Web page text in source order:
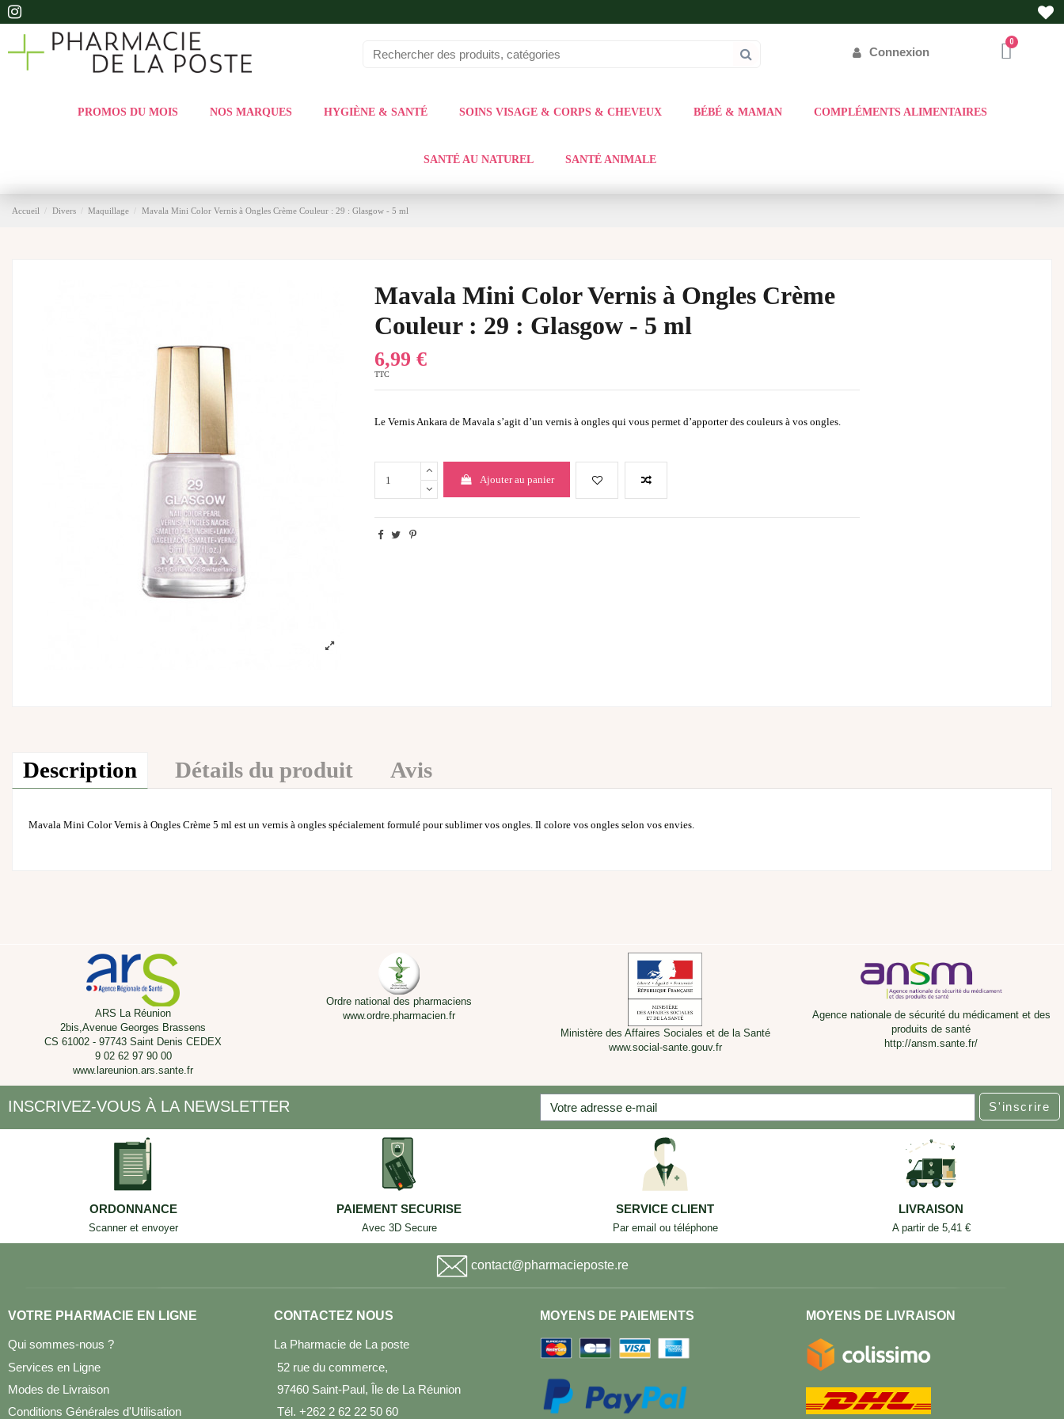
Connexion
PROMOS DU MOIS NOS MARQUES HYGIÈNE & SANTÉ SOINS VISAGE & CORPS & CHEVEUX BÉBÉ & MAMAN COMPLÉMENTS ALIMENTAIRES
SANTÉ AU NATUREL SANTÉ ANIMALE
Accueil Divers Maquillage Mavala Mini Color Vernis à Ongles Crème Couleur : 29 : Glasgow - 5 ml
Mavala Mini Color Vernis à Ongles Crème
Couleur : 29 : Glasgow - 5 ml
6,99 €
TTC
Le Vernis Ankara de Mavala s’agit d’un vernis à ongles qui vous permet d’apporter des couleurs à vos ongles.
Ajouter au panier
Description Détails du produit Avis
Mavala Mini Color Vernis à Ongles Crème 5 ml est un vernis à ongles spécialement formulé pour sublimer vos ongles. Il colore vos ongles selon vos envies.
ARS La Réunion
2bis,Avenue Georges Brassens
CS 61002 - 97743 Saint Denis CEDEX
9 02 62 97 90 00
www.lareunion.ars.sante.fr
Ordre national des pharmaciens
www.ordre.pharmacien.fr
Ministère des Affaires Sociales et de la Santé
www.social-sante.gouv.fr
Agence nationale de sécurité du médicament et des
produits de santé
http://ansm.sante.fr/
INSCRIVEZ-VOUS À LA NEWSLETTER S'inscrire
ORDONNANCE
Scanner et envoyer
PAIEMENT SECURISE
Avec 3D Secure
SERVICE CLIENT
Par email ou téléphone
LIVRAISON
A partir de 5,41 €
contact@pharmacieposte.re
VOTRE PHARMACIE EN LIGNE
Qui sommes-nous ?
Services en Ligne
Modes de Livraison
Conditions Générales d'Utilisation
CONTACTEZ NOUS
La Pharmacie de La poste
52 rue du commerce,
97460 Saint-Paul, Île de La Réunion
Tél. +262 2 62 22 50 60
MOYENS DE PAIEMENTS MOYENS DE LIVRAISON